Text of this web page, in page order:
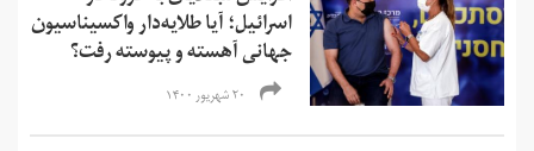
اسرائیل؛ آیا طلایه‌دار واکسیناسیون
جهانی آهسته و پیوسته رفت؟
۲۰ شهریور ۱۴۰۰